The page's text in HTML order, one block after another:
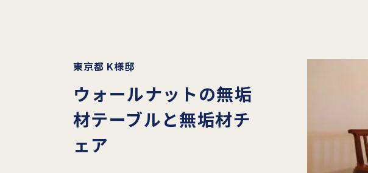
東京都 K様邸
ウォールナットの無垢
材テーブルと無垢材チ
ェア